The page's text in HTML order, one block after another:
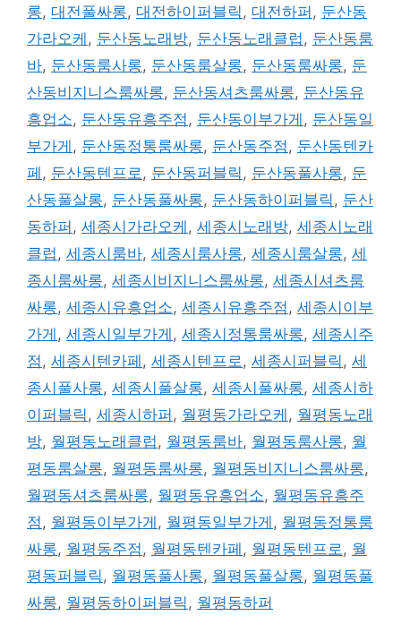
롱, 대전풀싸롱, 대전하이퍼블릭, 대전하퍼 , 둔산동
가라오케 , 둔산동노래방, 둔산동노래클럽, 둔산동룸
바, 둔산동룸사롱, 둔산동룸살롱, 둔산동룸싸롱, 둔
산동비지니스룸싸롱, 둔산동셔츠룸싸롱, 둔산동유
흥업소, 둔산동유흥주점, 둔산동이부가게 , 둔산동일
부가게 , 둔산동정통룸싸롱, 둔산동주점, 둔산동텐카
페 , 둔산동텐프로, 둔산동퍼블릭, 둔산동풀사롱, 둔
산동풀살롱, 둔산동풀싸롱, 둔산동하이퍼블릭, 둔산
동하퍼 , 세종시가라오케 , 세종시노래방, 세종시노래
클럽, 세종시룸바, 세종시룸사롱, 세종시룸살롱, 세
종시룸싸롱, 세종시비지니스룸싸롱, 세종시셔츠룸
싸롱, 세종시유흥업소, 세종시유흥주점, 세종시이부
가게 , 세종시일부가게 , 세종시정통룸싸롱, 세종시주
점, 세종시텐카페 , 세종시텐프로, 세종시퍼블릭, 세
종시풀사롱, 세종시풀살롱, 세종시풀싸롱, 세종시하
이퍼블릭, 세종시하퍼 , 월평동가라오케 , 월평동노래
방, 월평동노래클럽, 월평동룸바, 월평동룸사롱, 월
평동룸살롱, 월평동룸싸롱, 월평동비지니스룸싸롱,
월평동셔츠룸싸롱, 월평동유흥업소, 월평동유흥주
점, 월평동이부가게 , 월평동일부가게 , 월평동정통룸
싸롱, 월평동주점, 월평동텐카페 , 월평동텐프로, 월
평동퍼블릭, 월평동풀사롱, 월평동풀살롱, 월평동풀
싸롱, 월평동하이퍼블릭, 월평동하퍼